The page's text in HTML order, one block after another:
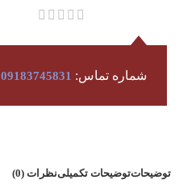
شماره تماس: 09183745831
توضیحاتتوضیحات تکمیلینظرات (0)